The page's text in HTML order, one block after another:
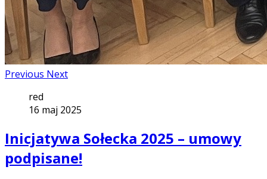
Previous Next
red
16 maj 2025
Inicjatywa Sołecka 2025 – umowy
podpisane!